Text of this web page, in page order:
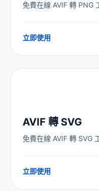
免費在線 AVIF 轉 PNG
立即使用
AVIF 轉 SVG
免費在線 AVIF 轉 SVG
立即使用